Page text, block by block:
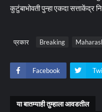
कुटुंबाभोवती पुन्हा एकदा सत्ताकेंद्र
प्रकार Breaking
Facebook
या बातम्याही तुम्हाला आवडतील